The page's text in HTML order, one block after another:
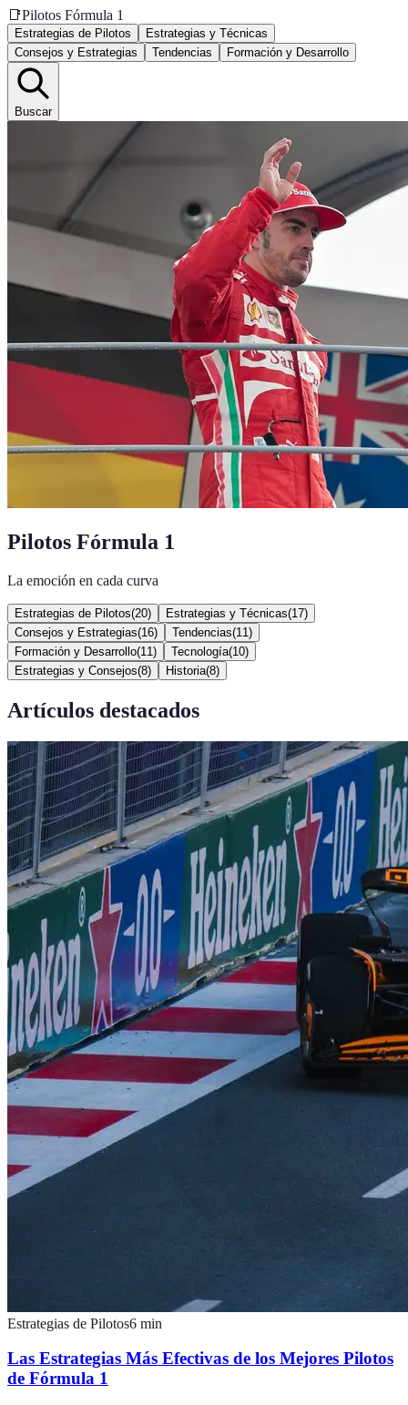
📑Pilotos Fórmula 1
Estrategias de Pilotos
Estrategias y Técnicas
Consejos y Estrategias
Tendencias Formación y Desarrollo
Buscar
Pilotos Fórmula 1
La emoción en cada curva
Estrategias de Pilotos(20) Estrategias y Técnicas(17)
Consejos y Estrategias(16) Tendencias(11 )
Formación y Desarrollo(11 ) Tecnología(10)
Estrategias y Consejos(8) Historia(8)
Artículos destacados
Estrategias de Pilotos6 min
Las Estrategias Más Efectivas de los Mejores Pilotos
de Fórmula 1